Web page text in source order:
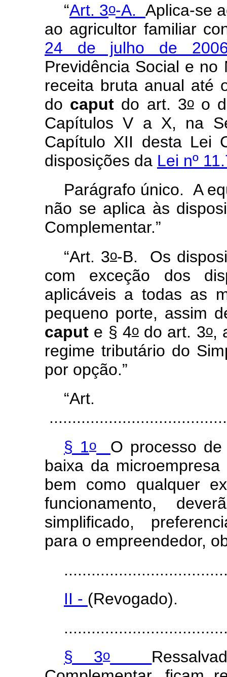
“Art. 3o-A. Aplica-se
ao agricultor familiar
24 de julho de
Previdência Social e
receita bruta anual até
do caput do art. 3oo
Capítulos V a X, na
Capítulo XII desta Lei
disposições da Lei nº
Parágrafo único. A
não se aplica às
Complementar.”
“Art. 3o-B. Os
com exceção dos
aplicáveis a todas as
pequeno porte, assim
caput e § 4odo art. 3o,
regime tributário do
por opção.”
§ 1o
O processo
baixa da
bem como qualquer
funcionamento,
simplificado,
para o empreendedor,
II - (Revogado).
§ 3o